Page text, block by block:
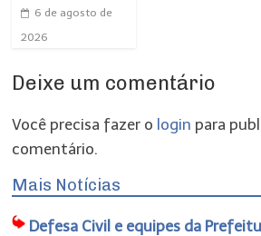
6 de agosto de
2026
Deixe um comentário
Você precisa fazer o login para
comentário.
Mais Notícias
Defesa Civil e equipes da